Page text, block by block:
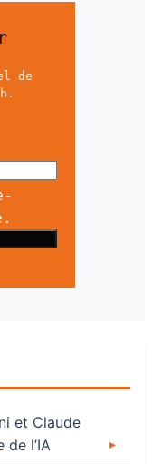
de
et Claude
l’IA